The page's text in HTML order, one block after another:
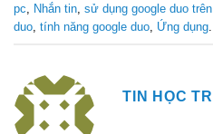
pc
Nhắn tin sử dụng google duo
duo tính năng google duo Ứng dụng
TIN HỌC